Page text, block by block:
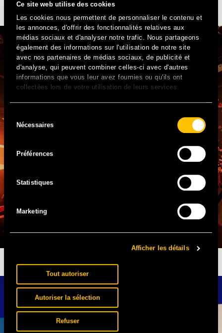
Ce site web utilise des cookies
Les cookies nous permettent de personnaliser le contenu et
les annonces, d'offrir des fonctionnalités relatives aux
médias sociaux et d'analyser notre trafic. Nous partageons
également des informations sur l'utilisation de notre site
avec nos partenaires de médias sociaux, de publicité et
d'analyse, qui peuvent combiner celles-ci avec d'autres
informations que vous leur avez fournies ou qu'ils ont
collectées lors de votre utilisation de leurs services.
duNécessaires
Préférences
Statistiques
Marketing
Afficher les détails
Tout autoriser
Autoriser la sélection
Refuser
DIMANCHE EN DJ SET